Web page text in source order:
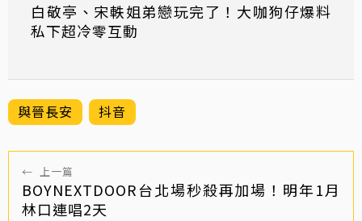
白敬亭、宋軼姐弟戀玩完了！大咖狗仔爆料
私下超冷零互動
與晉長安 抖音
← 上一篇
BOYNEXTDOOR台北場秒殺再加場！明年1月
林口連唱2天